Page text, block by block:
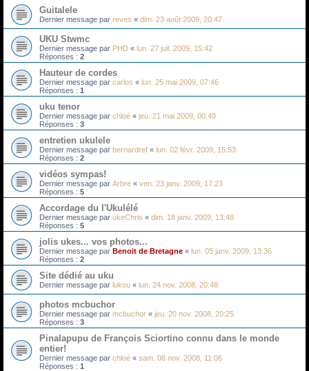
Guitalele
Dernier message par reves « dim. 23 août 2009, 20:47
UKU Stwmc
Dernier message par PHD « lun. 27 juil. 2009, 15:42
Réponses : 2
Hauteur de cordes
Dernier message par carlos « lun. 25 mai 2009, 07:46
Réponses : 1
uku tenor
Dernier message par chloé « jeu. 21 mai 2009, 00:49
Réponses : 3
entretien ukulele
Dernier message par bernardref « lun. 02 févr. 2009, 15:53
Réponses : 2
vidéos sympas!
Dernier message par Arbre « ven. 23 janv. 2009, 17:23
Réponses : 5
Accordage du l'Ukulélé
Dernier message par ukeChris « dim. 18 janv. 2009, 13:48
Réponses : 5
jolis ukes... vos photos...
Dernier message par Benoit de Bretagne « lun. 05 janv. 2009, 13:36
Réponses : 2
Site dédié au uku
Dernier message par lukou « lun. 24 nov. 2008, 20:48
photos mcbuchor
Dernier message par mcbuchor « jeu. 20 nov. 2008, 20:25
Réponses : 3
Pinalapupu de François Sciortino connu dans le monde
entier!
Dernier message par chloé « sam. 08 nov. 2008, 11:06
Réponses : 1